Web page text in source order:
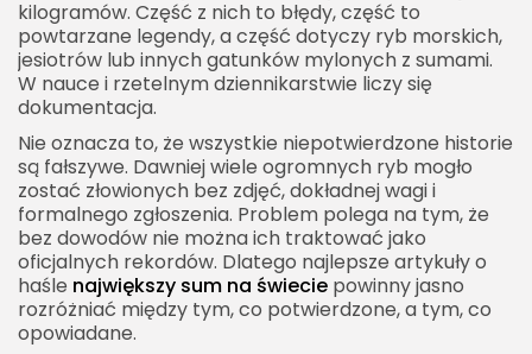
kilogramów. Część z nich to błędy, część to
powtarzane legendy, a część dotyczy ryb morskich,
jesiotrów lub innych gatunków mylonych z sumami.
W nauce i rzetelnym dziennikarstwie liczy się
dokumentacja.
Nie oznacza to, że wszystkie niepotwierdzone historie
są fałszywe. Dawniej wiele ogromnych ryb mogło
zostać złowionych bez zdjęć, dokładnej wagi i
formalnego zgłoszenia. Problem polega na tym, że
bez dowodów nie można ich traktować jako
oficjalnych rekordów. Dlatego najlepsze artykuły o
haśle największy sum na świecie powinny jasno
rozróżniać między tym, co potwierdzone, a tym, co
opowiadane.